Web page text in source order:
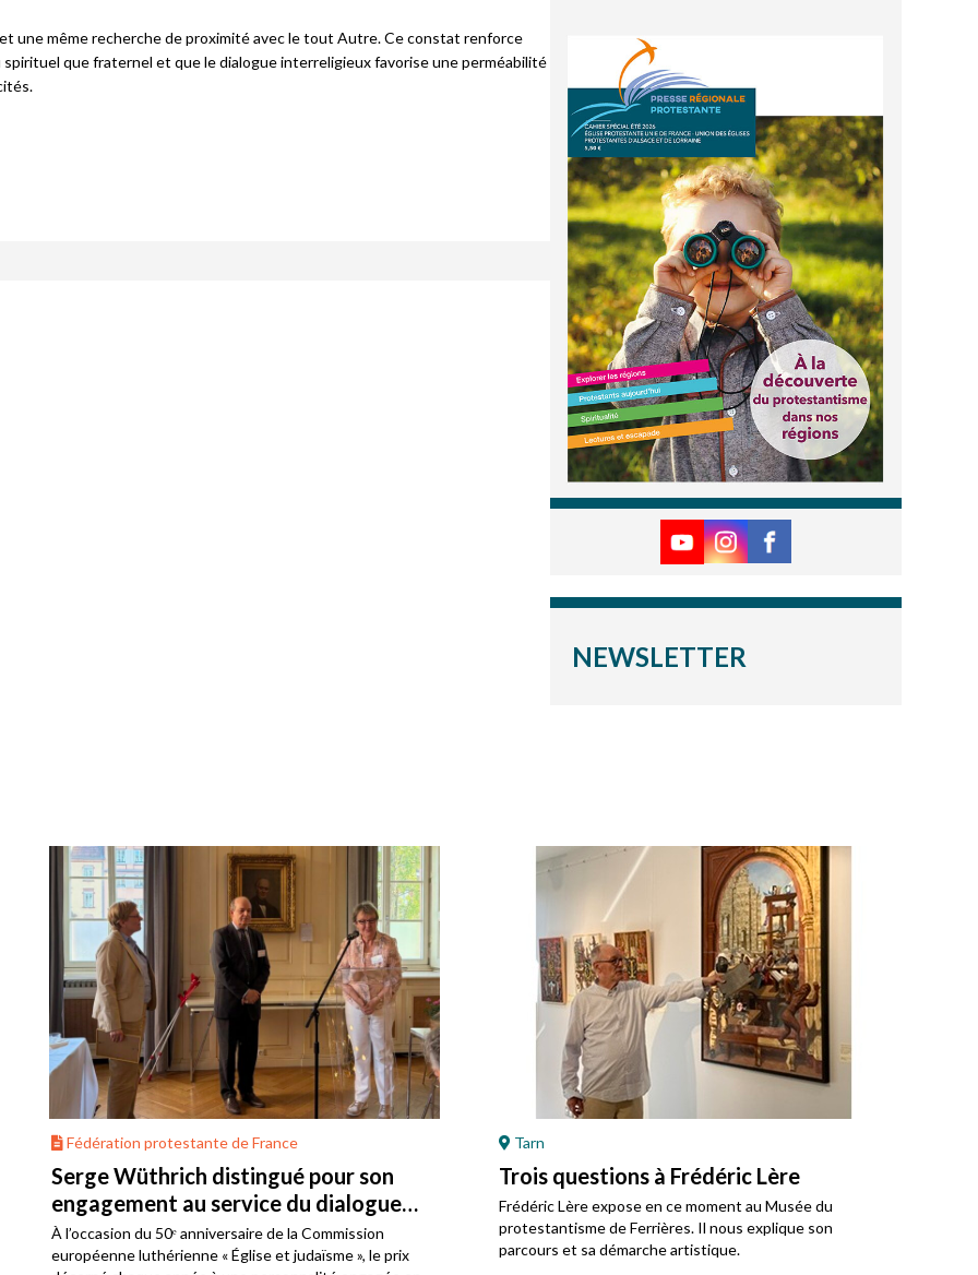
une même recherche de proximité avec le tout Autre. Ce constat renforce
que fraternel et que le dialogue interreligieux favorise une perméabilité
NEWSLETTER
Fédération protestante de France
Serge Wüthrich distingué pour son
engagement au service du dialogue
judéo-chrétien
À l’occasion du 50ᵉ anniversaire de la Commission
européenne luthérienne « Église et judaïsme », le prix
Tarn
Trois questions à Frédéric Lère
Frédéric Lère expose en ce moment au Musée du
protestantisme de Ferrières. Il nous explique son
parcours et sa démarche artistique.